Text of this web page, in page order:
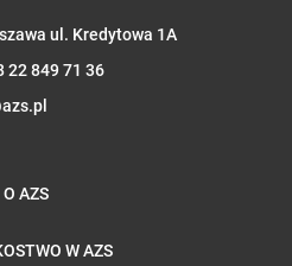
ul. Kredytowa 1A
22 849 71 36
O AZS
W AZS